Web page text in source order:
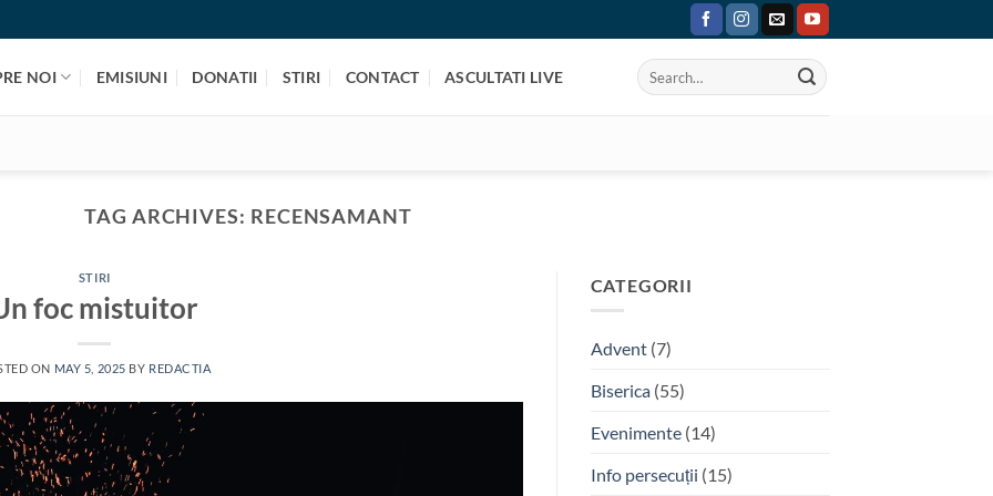
NOI EMISIUNI DONATII STIRI CONTACT ASCULTATI LIVE
TAG ARCHIVES: RECENSAMANT
STIRI
foc mistuitor
ON MAY 5, 2025 BY REDACTIA
CATEGORII
Advent(7)
Biserica(55)
Evenimente(14)
Info persecuții (15)